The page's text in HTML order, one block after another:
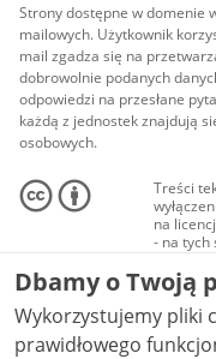
Strony dostępne w domenie
mailowych. Użytkownik
mail zgadza się na
dobrowolnie podanych
odpowiedzi na przesłane
każdą z jednostek znajdują
osobowych.
Treści
na
- na tych
audio i
Creative
NC-ND
Dbamy o Twoją
Wykorzystujemy pliki
prawidłowego